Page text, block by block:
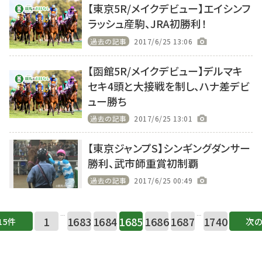
【東京5R/メイクデビュー】エイシンフ
ラッシュ産駒、JRA初勝利！
過去の記事 2017/6/25 13:06
【函館5R/メイクデビュー】デルマキ
セキ4頭と大接戦を制し、ハナ差デビ
ュー勝ち
過去の記事 2017/6/25 13:01
【東京ジャンプS】シンギングダンサー
勝利、武市師重賞初制覇
過去の記事 2017/6/25 00:49
件 1 … 1683 16841685 16861687 … 1740 次